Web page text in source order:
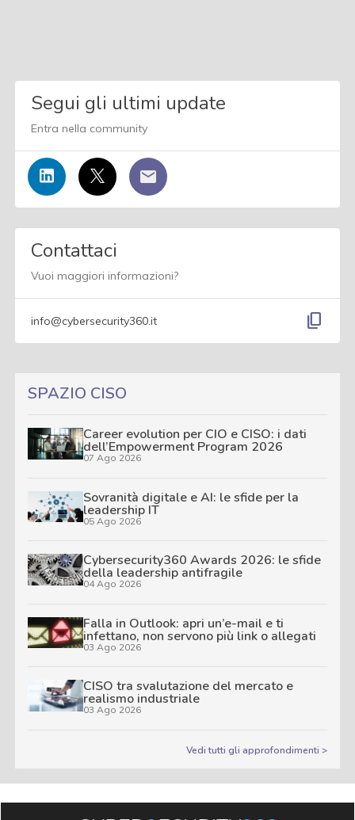
Segui gli ultimi update
Entra nella community
Contattaci
Vuoi maggiori informazioni?
info@cybersecurity360.it content_copy
SPAZIO CISO
Career evolution per CIO e CISO: i dati
dell’Empowerment Program 2026
07 Ago 2026
Sovranità digitale e AI: le sfide per la
leadership IT
05 Ago 2026
Cybersecurity360 Awards 2026: le sfide
della leadership antifragile
04 Ago 2026
Falla in Outlook: apri un’e-mail e ti
infettano, non servono più link o allegati
03 Ago 2026
CISO tra svalutazione del mercato e
realismo industriale
03 Ago 2026
Vedi tutti gli approfondimenti >